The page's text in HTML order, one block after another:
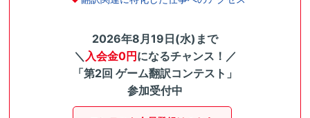
2026年8月19日(水)まで
＼ 入会金0円になるチャンス！／
「第2回 ゲーム翻訳コンテスト」
参加受付中